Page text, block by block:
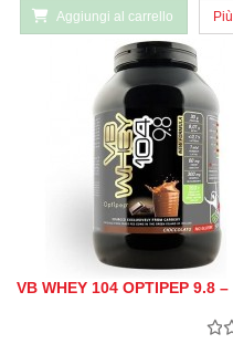
Aggiungi al carrello Più
VB WHEY 104 OPTIPEP 9.8 –